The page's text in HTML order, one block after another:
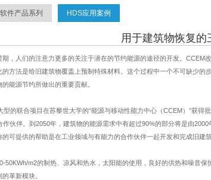
件产品系列 HDS应用案例
用于建筑物恢复的
，人们的注意力更多的关注于潜在的节约能源的途径的开发。 CCEM
方法是给旧建筑物覆盖上预制特殊材料。这个过程中一个不可缺少
能源节约所做出的重要贡献。
型的联合项目在苏黎世大学的“能源与移动性能力中心（CCEM） ”获得
作伙伴。到 2050年，建筑物的能源需求中有超过90%的部分将是由2000
可提供的帮助是在工业领域与有能力的合作伙伴一起开发和完成旧建
50KWh/m2的制热、凉风和热水，太阳能的使用，良好的供热和噪音
革新模块。